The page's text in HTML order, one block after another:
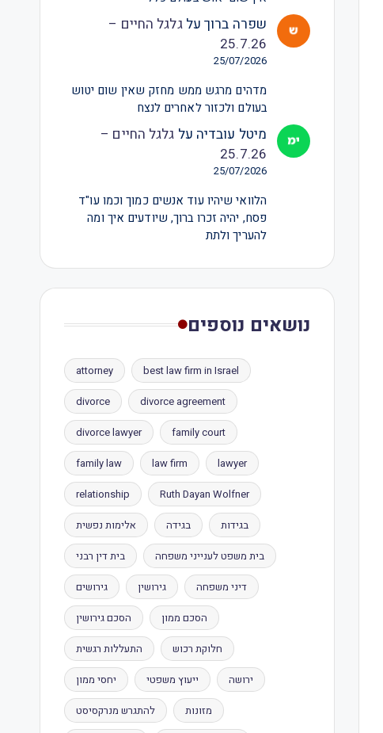
שפרה ברוךעלגלגל החיים –
25.7.26
25/07/2026
מדהים מרגש ממש מחזק שאין שום יטוש
בעולם ולכזור לאחרים לנצח
מיטל עובדיה על גלגל החיים –
25.7.26
25/07/2026
הלוואי שיהיו עוד אנשים כמוך וכמו עו"ד
פסח, יהיה זכרו ברוך, שיודעים איך ומה
להעריך ולתת
נושאים נוספים
attorney best law firm in Israel
divorce divorce agreement
divorce lawyer family court
family law law firm lawyer
relationship Ruth Dayan Wolfner
אלימות נפשית בגידה בגידות
בית דין רבני בית משפט לענייני משפחה
גירושים גירושין דיני משפחה
הסכם גירושין הסכם ממון
התעללות רגשית חלוקת רכוש
יחסי ממון ייעוץ משפטי ירושה
להתגרש מנרקסיסט מזונות